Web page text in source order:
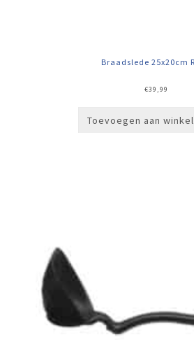
Braadslede 25x20cm
€39,99
Toevoegen aan